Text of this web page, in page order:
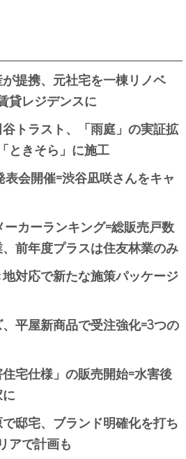
提携、元社宅を一棟リノベ
貸レジデンスに
トラスト、「雨庭」の実証拡
ときそら」に施工
表会開催=渋谷凪咲さんをキャ
カーランキング=総販売戸数
前年度プラスは住友林業のみ
対応で新たな施策パッケージ
平屋新商品で受注強化=3つの
宅仕様」の販売開始=水害後
邸宅、ブランド明確化を打ち
アで計画も